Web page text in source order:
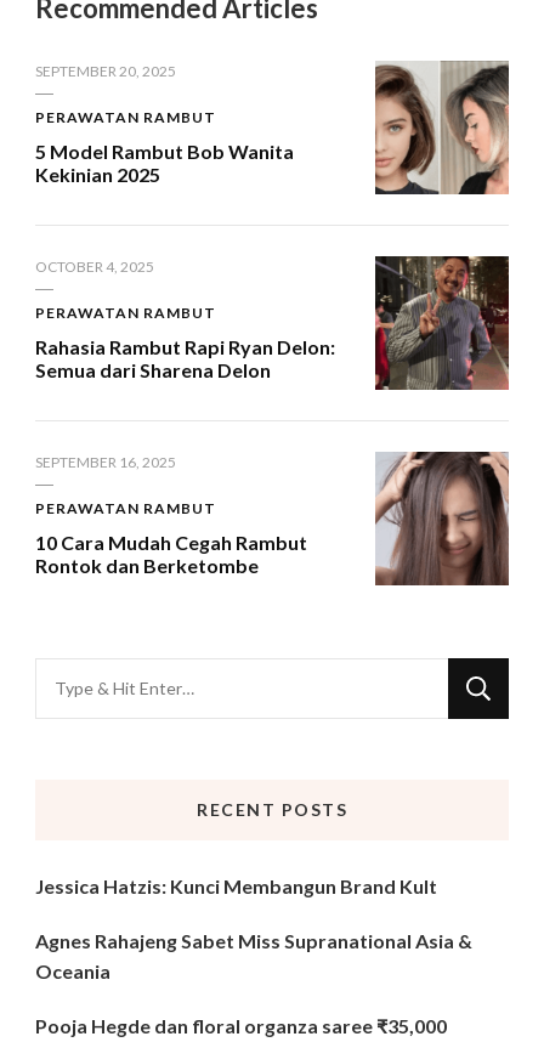
Recommended Articles
SEPTEMBER 20, 2025
PERAWATAN RAMBUT
5 Model Rambut Bob Wanita
Kekinian 2025
OCTOBER 4, 2025
PERAWATAN RAMBUT
Rahasia Rambut Rapi Ryan Delon:
Semua dari Sharena Delon
SEPTEMBER 16, 2025
PERAWATAN RAMBUT
10 Cara Mudah Cegah Rambut
Rontok dan Berketombe
for
RECENT POSTS
Jessica Hatzis: Kunci Membangun Brand Kult
Agnes Rahajeng Sabet Miss Supranational Asia &
Oceania
Pooja Hegde dan floral organza saree ₹35,000